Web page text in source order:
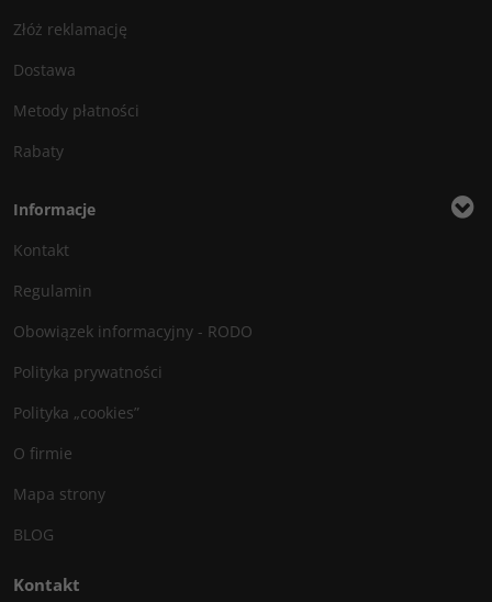
Złóż reklamację
Dostawa
Metody płatności
Rabaty
Informacje
Kontakt
Regulamin
Obowiązek informacyjny - RODO
Polityka prywatności
Polityka „cookies”
O firmie
Mapa strony
BLOG
Kontakt